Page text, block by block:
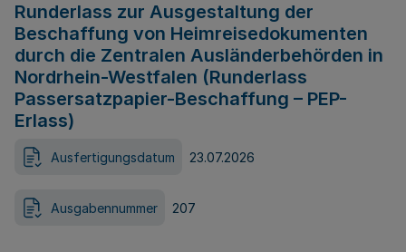
Runderlass zur Ausgestaltung der
Beschaffung von Heimreisedokumenten
durch die Zentralen Ausländerbehörden in
Nordrhein-Westfalen (Runderlass
Passersatzpapier-Beschaffung – PEP-
Erlass)
Ausfertigungsdatum 23.07.2026
Ausgabennummer 207